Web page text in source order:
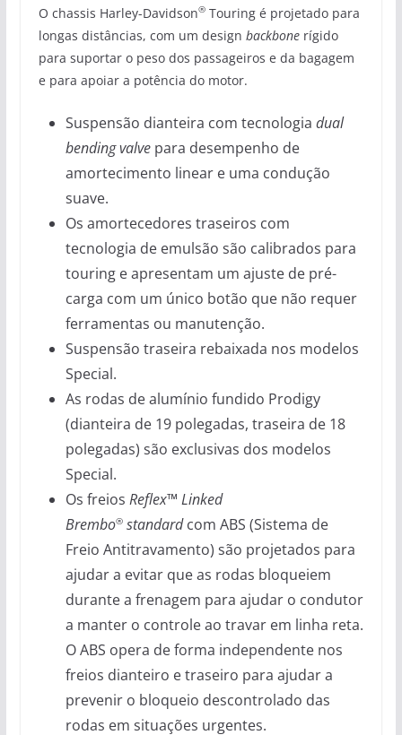
O chassis Harley-Davidson®Touring é projetado para
longas distâncias, com um design backbonerígido
para suportar o peso dos passageiros e da bagagem
e para apoiar a potência do motor.
Suspensão dianteira com tecnologia dual
bending valvepara desempenho de
amortecimento linear e uma condução
suave.
Os amortecedores traseiros com
tecnologia de emulsão são calibrados para
touring e apresentam um ajuste de pré-
carga com um único botão que não requer
ferramentas ou manutenção.
Suspensão traseira rebaixada nos modelos
Special.
As rodas de alumínio fundido Prodigy
(dianteira de 19 polegadas, traseira de 18
polegadas) são exclusivas dos modelos
Special.
Os freios Reflex™ Linked
Brembo®standardcom ABS (Sistema de
Freio Antitravamento) são projetados para
ajudar a evitar que as rodas bloqueiem
durante a frenagem para ajudar o condutor
a manter o controle ao travar em linha reta.
O ABS opera de forma independente nos
freios dianteiro e traseiro para ajudar a
prevenir o bloqueio descontrolado das
rodas em situações urgentes.